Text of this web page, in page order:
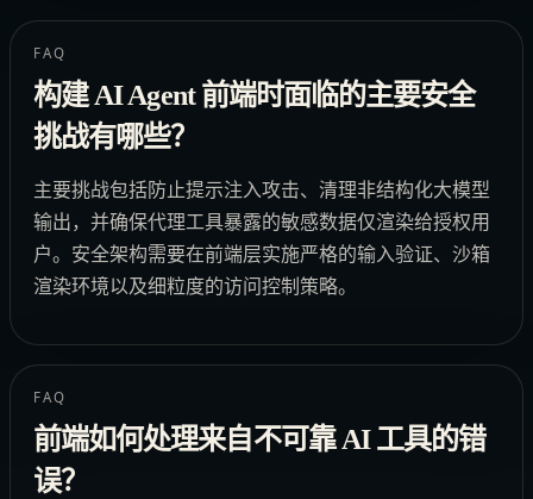
FAQ
构建 AI Agent 前端时面临的主要安全
挑战有哪些？
主要挑战包括防止提示注入攻击、清理非结构化大模型
输出，并确保代理工具暴露的敏感数据仅渲染给授权用
户。安全架构需要在前端层实施严格的输入验证、沙箱
渲染环境以及细粒度的访问控制策略。
FAQ
前端如何处理来自不可靠 AI 工具的错
误？